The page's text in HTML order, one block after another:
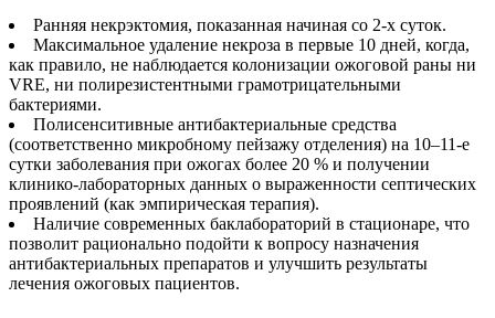
Ранняя некрэктомия, показанная начиная со 2-х суток.
Максимальное удаление некроза в первые 10 дней, когда,
как правило, не наблюдается колонизации ожоговой раны ни
VRE, ни полирезистентными грамотрицательными
бактериями.
Полисенситивные антибактериальные средства
(соответственно микробному пейзажу отделения) на 10–11-е
сутки заболевания при ожогах более 20 % и получении
клинико-лабораторных данных о выраженности септических
проявлений (как эмпирическая терапия).
Наличие современных баклабораторий в стационаре, что
позволит рационально подойти к вопросу назначения
антибактериальных препаратов и улучшить результаты
лечения ожоговых пациентов.